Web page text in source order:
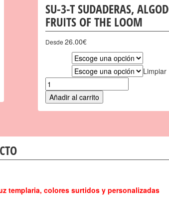
SU-3-T SUDADERAS,
FRUITS OF THE LOOM
Desde 26.00€
Limpiar
Añadir al carrito
templaria, colores surtidos y personalizadas